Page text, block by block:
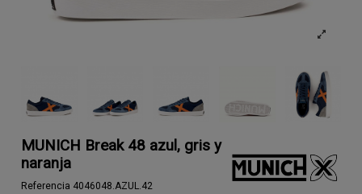
MUNICH Break 48 azul, gris y
naranja
Referencia 4046048.AZUL.42